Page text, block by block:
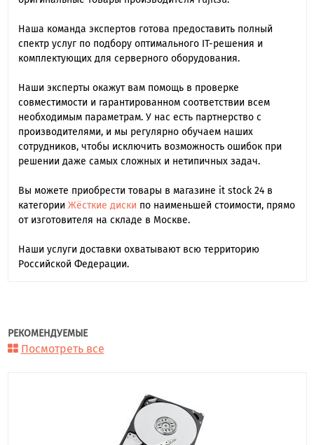
Наша команда экспертов готова предоставить полный
спектр услуг по подбору оптимального IT-решения и
комплектующих для серверного оборудования.
Наши эксперты окажут вам помощь в проверке
совместимости и гарантированном соответствии всем
необходимым параметрам. У нас есть партнерство с
производителями, и мы регулярно обучаем наших
сотрудников, чтобы исключить возможность ошибок при
решении даже самых сложных и нетипичных задач.
Вы можете приобрести товары в магазине it stock 24 в
категории Жёсткие диски по наименьшей стоимости, прямо
от изготовителя на складе в Москве.
Наши услуги доставки охватывают всю территорию
Российской Федерации.
РЕКОМЕНДУЕМЫЕ
Посмотреть все